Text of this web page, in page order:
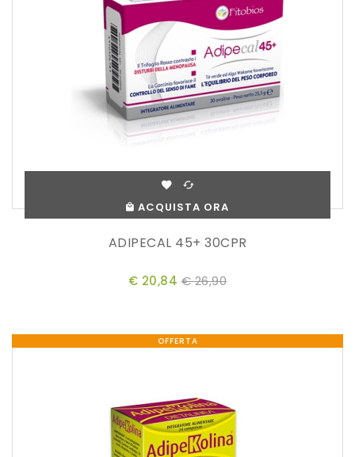
ACQUISTA ORA
ADIPECAL 45+ 30CPR
€ 20,84 € 26,90
OFFERTA